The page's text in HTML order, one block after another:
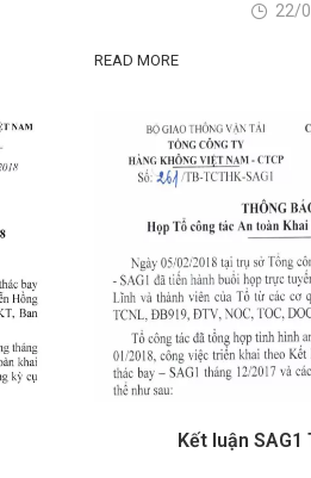
22/
READ MORE
Kết luận